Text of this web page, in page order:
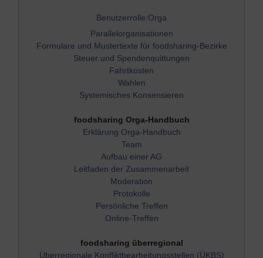
Benutzerrolle:Orga
Parallelorganisationen
Formulare und Mustertexte für foodsharing-Bezirke
Steuer und Spendenquittungen
Fahrtkosten
Wahlen
Systemisches Konsensieren
foodsharing Orga-Handbuch
Erklärung Orga-Handbuch
Team
Aufbau einer AG
Leitfaden der Zusammenarbeit
Moderation
Protokolle
Persönliche Treffen
Online-Treffen
foodsharing überregional
Überregionale Konfliktbearbeitungsstellen (ÜKBS)